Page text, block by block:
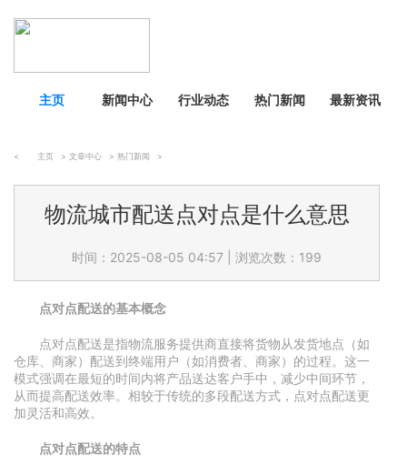
主页 新闻中心 行业动态 热门新闻 最新资讯
< 主页 > 文章中心 > 热门新闻 >
物流城市配送点对点是什么意思
时间：2025-08-05 04:57 浏览次数：199
点对点配送的基本概念
点对点配送是指物流服务提供商直接将货物从发货地点（如
仓库、商家）配送到终端用户（如消费者、商家）的过程。这一
模式强调在最短的时间内将产品送达客户手中，减少中间环节，
从而提高配送效率。相较于传统的多段配送方式，点对点配送更
加灵活和高效。
点对点配送的特点